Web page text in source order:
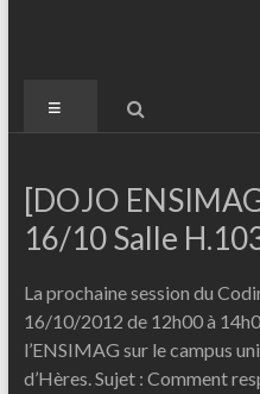
Menu
[DOJO
16/10 Salle
La prochaine session du
16/10/2012 de 12h00 à
l’ENSIMAG sur le campus
d’Hères. Sujet : Comment